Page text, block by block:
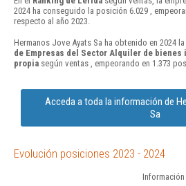
2024 ha conseguido la posición 6.029 ,
respecto al año 2023.
Hermanos Jove Ayats Sa ha obtenido en 2024
de Empresas del Sector Alquiler de
propia según ventas , empeorando en 1.373
Acceda a toda la información de
Sa
Evolución posiciones 2023 - 2024